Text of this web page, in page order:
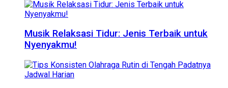
Musik Relaksasi Tidur: Jenis Terbaik untuk
Nyenyakmu!